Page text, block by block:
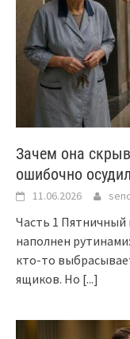
Зачем она
ошибочно
11.06.2026
Часть 1
наполнен
кто-то
ящиков. Но [...]